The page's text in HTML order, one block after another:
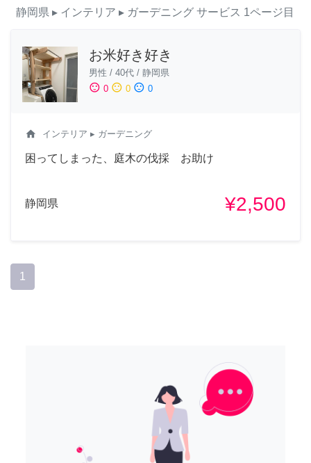
静岡県 ▸ インテリア ▸ ガーデニング サービス 1ページ目
お米好き好き
男性 / 40代 / 静岡県
sentiment_satisfied 0 sentiment_neutral 0 sentiment_dissatisfied 0
home インテリア ▸ ガーデニング
困ってしまった、庭木の伐採 お助け
静岡県 ¥2,500
1